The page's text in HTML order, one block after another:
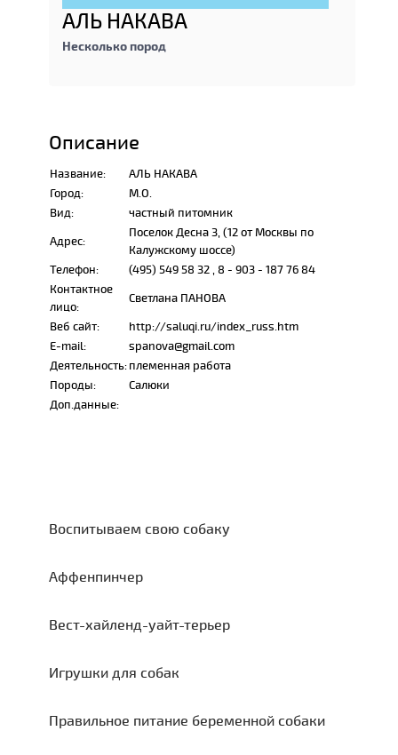
АЛЬ НАКАВА
Несколько пород
Описание
Название:
АЛЬ НАКАВА
Город:
М.О.
Вид:
частный питомник
Адрес:
Поселок Десна 3, (12 от Москвы по
Калужскому шоссе)
Телефон:
(495) 549 58 32 , 8 - 903 - 187 76 84
Контактное
лицо:
Светлана ПАНОВА
Веб сайт:
http://saluqi.ru/index_russ.htm
E-mail:
spanova@gmail.com
Деятельность:племенная работа
Породы:
Салюки
Доп.данные:
Воспитываем свою собаку
Аффенпинчер
Вест-хайленд-уайт-терьер
Игрушки для собак
Правильное питание беременной собаки